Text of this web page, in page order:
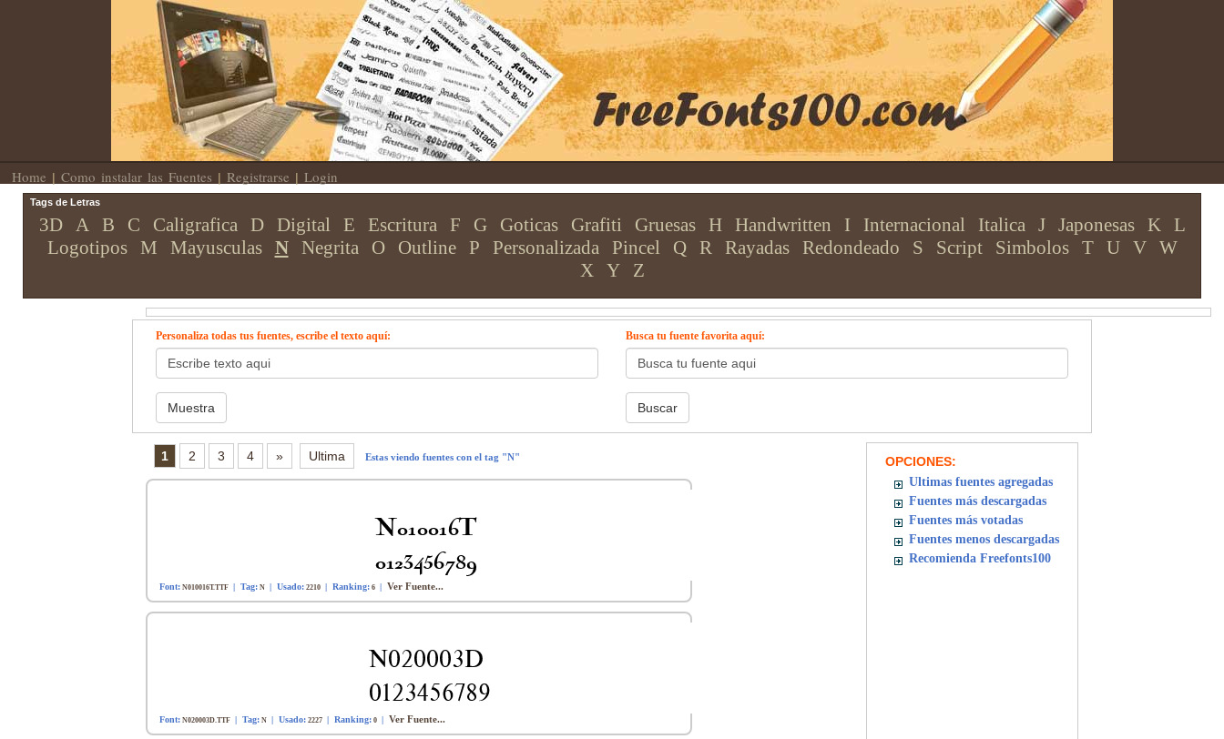
Home | Como instalar las Fuentes | Registrarse | Login
Tags de Letras
3D A B C Caligrafica D Digital E Escritura F G Goticas Grafiti Gruesas H Handwritten I Internacional Italica J Japonesas K
L
Logotipos
M Mayusculas N Negrita O Outline P Personalizada Pincel Q R Rayadas Redondeado S Script Simbolos T U V
W
X
Y Z
Personaliza todas tus fuentes, escribe el texto aquí: Busca tu fuente favorita aquí:
1 2 3 4 » Ultima Estas viendo fuentes con el tag "N"
Font: N010016T.TTF | Tag: N | Usado: 2210 | Ranking: 6 | Ver Fuente...
Font: N020003D.TTF | Tag: N | Usado: 2227 | Ranking: 0 | Ver Fuente...
OPCIONES:
Ultimas fuentes agregadas
Fuentes más descargadas
Fuentes más votadas
Fuentes menos descargadas
Recomienda Freefonts100